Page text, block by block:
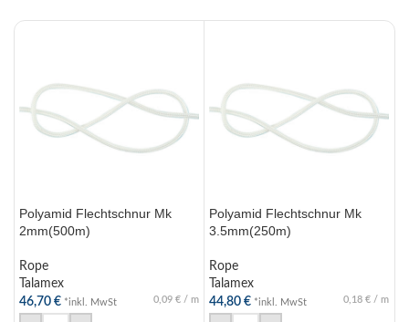
Polyamid Flechtschnur Mk
2mm(500m)
Rope
Talamex
46,70 € *inkl. MwSt 0,09 € / m
Polyamid Flechtschnur Mk
3.5mm(250m)
Rope
Talamex
44,80 € *inkl. MwSt 0,18 € / m